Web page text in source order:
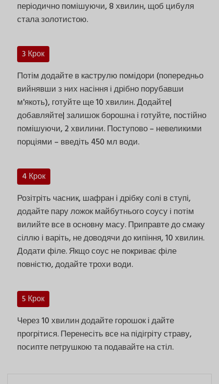
періодично помішуючи, 8 хвилин, щоб цибуля
стала золотистою.
3 Крок
Потім додайте в каструлю помідори (попередньо
вийнявши з них насіння і дрібно порубавши
м'якоть), готуйте ще 10 хвилин. Додайте|
добавляйте| залишок борошна і готуйте, постійно
помішуючи, 2 хвилини. Поступово – невеликими
порціями – введіть 450 мл води.
4 Крок
Розітріть часник, шафран і дрібку солі в ступі,
додайте пару ложок майбутнього соусу і потім
вилийте все в основну масу. Приправте до смаку
сіллю і варіть, не доводячи до кипіння, 10 хвилин.
Додати філе. Якщо соус не покриває філе
повністю, додайте трохи води.
5 Крок
Через 10 хвилин додайте горошок і дайте
прогрітися. Перенесіть все на підігріту страву,
посипте петрушкою та подавайте на стіл.